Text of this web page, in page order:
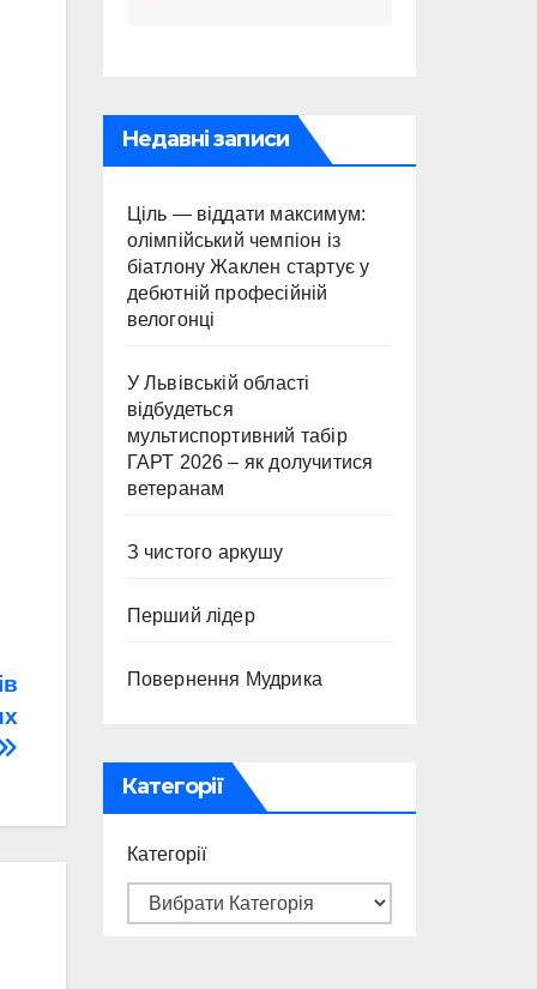
Недавні записи
Ціль — віддати максимум:
олімпійський чемпіон із
біатлону Жаклен стартує у
дебютній професійній
велогонці
У Львівській області
відбудеться
мультиспортивний табір
ГАРТ 2026 – як долучитися
ветеранам
З чистого аркушу
Перший лідер
Повернення Мудрика
Категорії
Категорії